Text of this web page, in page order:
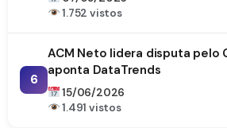
1.752 vistos
6
ACM Neto lidera disputa pelo
aponta DataTrends
15/06/2026
1.491 vistos